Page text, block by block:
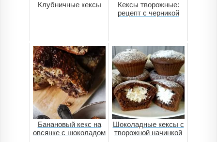
Клубничные кексы
Кексы творожные:
рецепт с черникой
Банановый кекс на
овсянке с шоколадом
Шоколадные кексы с
творожной начинкой